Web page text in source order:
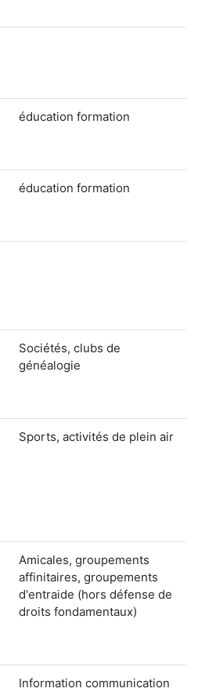
éducation formation
éducation formation
Sociétés, clubs de
généalogie
Sports, activités de plein air
Amicales, groupements
affinitaires, groupements
d'entraide (hors défense de
droits fondamentaux)
Information communication